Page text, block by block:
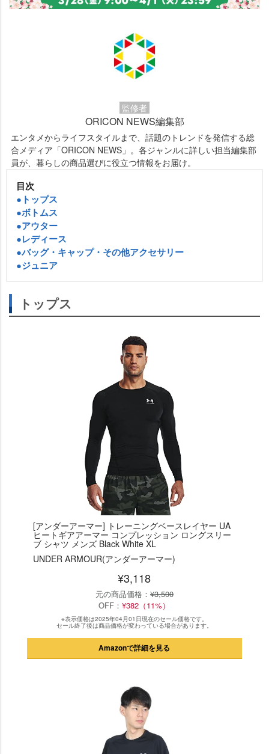
監修者
ORICON NEWS編集部
エンタメからライフスタイルまで、話題のトレンドを発信する総
合メディア「ORICON NEWS」。各ジャンルに詳しい担当編集部
員が、暮らしの商品選びに役立つ情報をお届け。
目次
●トップス
●ボトムス
●アウター
●レディース
●バッグ・キャップ・その他アクセサリー
●ジュニア
トップス
[アンダーアーマー] トレーニングベースレイヤー UA
ヒートギアアーマー コンプレッション ロングスリー
ブ シャツ メンズ Black White XL
UNDER ARMOUR(アンダーアーマー)
¥3,118
元の商品価格： ¥3,500
OFF：¥382（11%）
※表示価格は2025年04月01日現在のセール価格です。
セール終了後は商品価格が変わっている場合があります。
Amazonで詳細を見る